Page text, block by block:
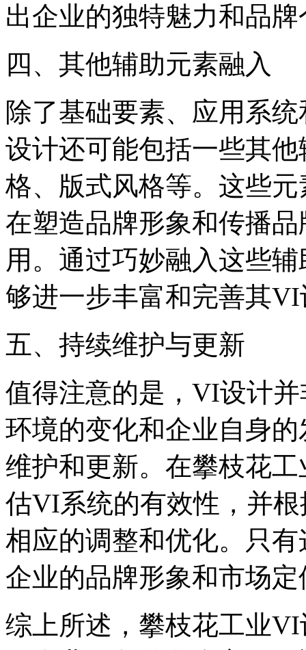
出企业的独特魅力和品牌
‌四、其他辅助元素融入‌
除了基础要素、应用系
设计还可能包括一些其
格、版式风格等。这些
在塑造品牌形象和传播
用。通过巧妙融入这些
够进一步丰富和完善其
‌五、持续维护与更新‌
值得注意的是，VI设计
环境的变化和企业自身
维护和更新。在攀枝花
估VI系统的有效性，并
相应的调整和优化。只
企业的品牌形象和市场
综上所述，攀枝花工业